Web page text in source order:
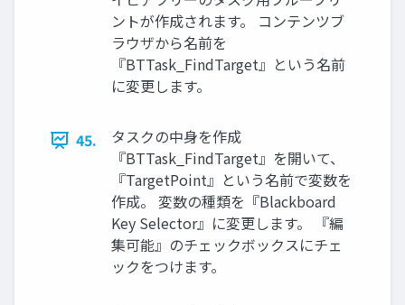
ントが作成されます。 コンテンツブ
ラウザから名前を
『BTTask_FindTarget』という名前
に変更します。
45.
タスクの中身を作成
『BTTask_FindTarget』を開いて、
『TargetPoint』という名前で変数を
作成。 変数の種類を『Blackboard
Key Selector』に変更します。 『編
集可能』のチェックボックスにチェ
ックをつけます。